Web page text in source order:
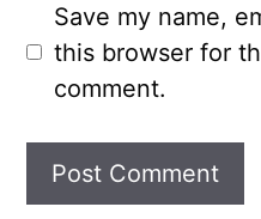
Save my name,
this browser for
comment.